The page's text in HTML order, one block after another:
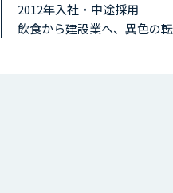
2012年入社・中途採用
飲食から建設業へ、異色の